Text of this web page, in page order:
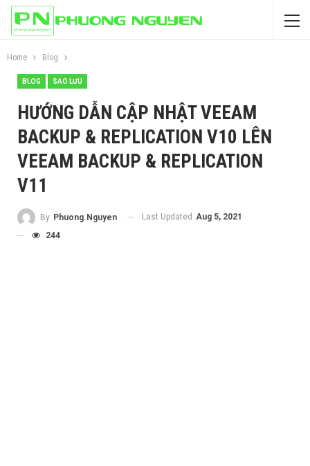
Home Blog
BLOG SAO LƯU
HƯỚNG DẪN CẬP NHẬT VEEAM
BACKUP & REPLICATION V10 LÊN
VEEAM BACKUP & REPLICATION
V11
By Phuong.Nguyen Last Updated Aug 5, 2021
244